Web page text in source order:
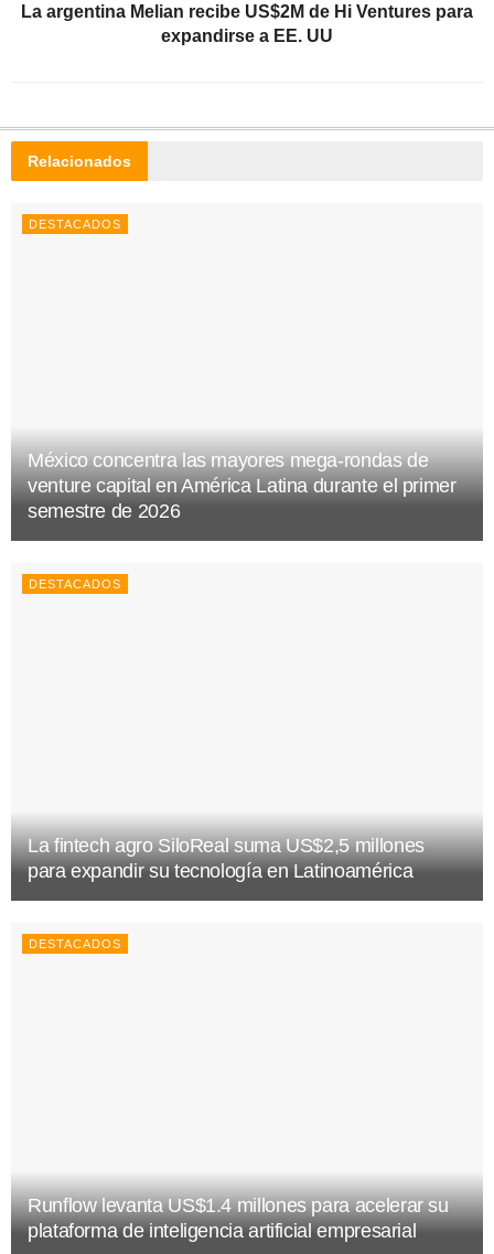
La argentina Melian recibe US$2M de Hi Ventures para
expandirse a EE. UU
Relacionados
DESTACADOS
México concentra las mayores mega-rondas de
venture capital en América Latina durante el primer
semestre de 2026
DESTACADOS
La fintech agro SiloReal suma US$2,5 millones
para expandir su tecnología en Latinoamérica
DESTACADOS
Runflow levanta US$1.4 millones para acelerar su
plataforma de inteligencia artificial empresarial